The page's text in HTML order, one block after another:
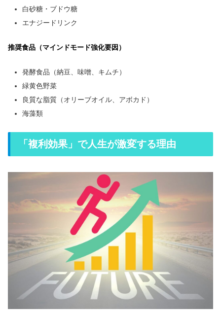
白砂糖・ブドウ糖
エナジードリンク
推奨食品（マインドモード強化要因）
発酵食品（納豆、味噌、キムチ）
緑黄色野菜
良質な脂質（オリーブオイル、アボカド）
海藻類
「複利効果」で人生が激変する理由